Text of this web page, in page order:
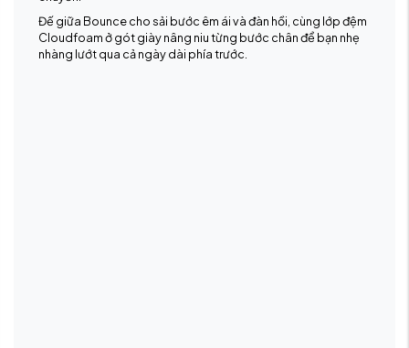
Đế giữa Bounce cho sải bước êm ái và đàn hồi, cùng lớp đệm
Cloudfoam ở gót giày nâng niu từng bước chân để bạn nhẹ
nhàng lướt qua cả ngày dài phía trước.